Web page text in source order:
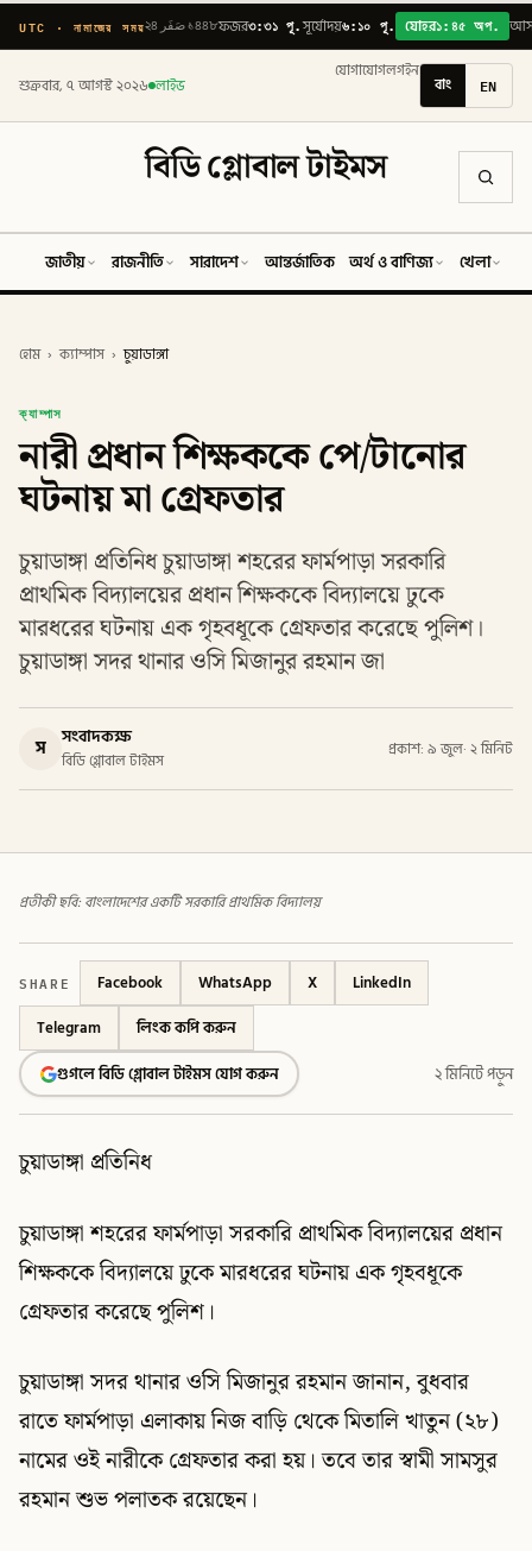
UTC · নামাজের সময় ২৪ صَفَر ১৪৪৮ফজর৩:৩১ পূ.সূর্যোদয়৬:১০ পূ. যোহর১:৪৫ অপ.
শুক্রবার, ৭ আগস্ট ২০২৬ লাইভ
যোগাযোগলগইন
বাং EN
বিডি গ্লোবাল টাইমস
জাতীয় রাজনীতি সারাদেশ আন্তর্জাতিক অর্থ ও বাণিজ্য খেলা
হোম › ক্যাম্পাস › চুয়াডাঙ্গা
ক্যাম্পাস
নারী প্রধান শিক্ষককে পে/টানোর
ঘটনায় মা গ্রেফতার
চুয়াডাঙ্গা প্রতিনিধ চুয়াডাঙ্গা শহরের ফার্মপাড়া সরকারি
প্রাথমিক বিদ্যালয়ের প্রধান শিক্ষককে বিদ্যালয়ে ঢুকে
মারধরের ঘটনায় এক গৃহবধূকে গ্রেফতার করেছে পুলিশ।
চুয়াডাঙ্গা সদর থানার ওসি মিজানুর রহমান জা
স সংবাদকক্ষ
বিডি গ্লোবাল টাইমস
প্রকাশ: ৯ জুল· ২ মিনিট
প্রতীকী ছবি: বাংলাদেশের একটি সরকারি প্রাথমিক বিদ্যালয়
SHARE Facebook WhatsApp X
LinkedIn
Telegram
লিংক কপি করুন
গুগলে বিডি গ্লোবাল টাইমস যোগ করুন
২ মিনিটে পড়ুন
চুয়াডাঙ্গা প্রতিনিধ
চুয়াডাঙ্গা শহরের ফার্মপাড়া সরকারি প্রাথমিক বিদ্যালয়ের প্রধান
শিক্ষককে বিদ্যালয়ে ঢুকে মারধরের ঘটনায় এক গৃহবধূকে
গ্রেফতার করেছে পুলিশ।
চুয়াডাঙ্গা সদর থানার ওসি মিজানুর রহমান জানান, বুধবার
রাতে ফার্মপাড়া এলাকায় নিজ বাড়ি থেকে মিতালি খাতুন (২৮)
নামের ওই নারীকে গ্রেফতার করা হয়। তবে তার স্বামী সামসুর
রহমান শুভ পলাতক রয়েছেন।